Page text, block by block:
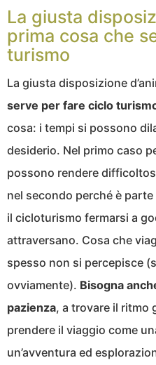
La giusta
prima cosa che
turismo
La giusta disposizione
serve per fare ciclo
cosa: i tempi si possono
desiderio. Nel primo caso
possono rendere
nel secondo perché è
il cicloturismo fermarsi a
attraversano. Cosa che
spesso non si percepisce
ovviamente). Bisogna
pazienza, a trovare il ritmo
prendere il viaggio come
un’avventura ed